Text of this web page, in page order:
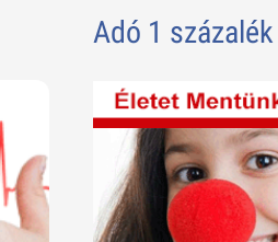
Adó 1